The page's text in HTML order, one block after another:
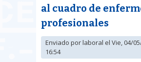
al cuadro de
profesionales
Enviado porlaboral el Vie, 04/
16:54